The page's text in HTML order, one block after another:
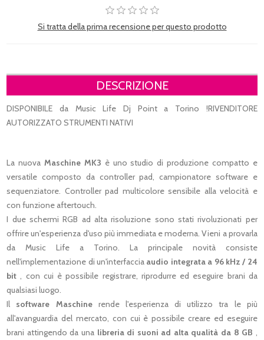
Si tratta della prima recensione per questo prodotto
DESCRIZIONE
DISPONIBILE da Music Life Dj Point a Torino !RIVENDITORE
AUTORIZZATO STRUMENTI NATIVI
La nuova Maschine MK3 è uno studio di produzione compatto e
versatile composto da controller pad, campionatore software e
sequenziatore. Controller pad multicolore sensibile alla velocità e
con funzione aftertouch.
I due schermi RGB ad alta risoluzione sono stati rivoluzionati per
offrire un'esperienza d'uso più immediata e moderna. Vieni a provarla
da Music Life a Torino. La principale novità consiste
nell'implementazione di un'interfaccia audio integrata a 96 kHz / 24
bit , con cui è possibile registrare, riprodurre ed eseguire brani da
qualsiasi luogo.
Il software Maschinerende l'esperienza di utilizzo tra le più
all'avanguardia del mercato, con cui è possibile creare ed eseguire
brani attingendo da una libreria di suoni ad alta qualità da 8 GB ,